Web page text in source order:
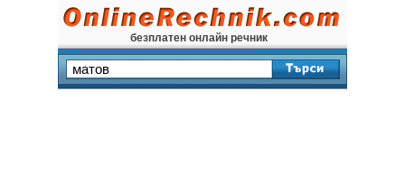
безплатен онлайн речник